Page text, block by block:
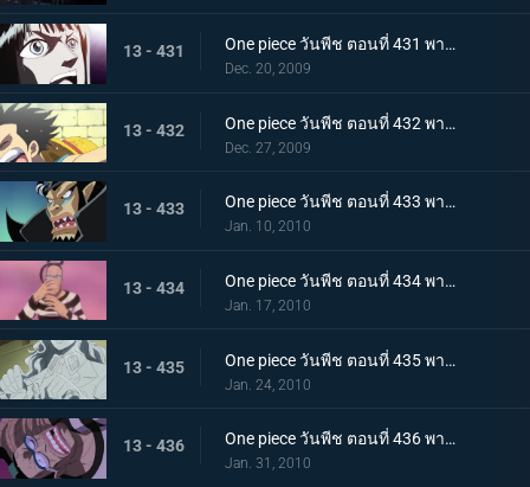
13 - 431 One piece วันพีช ตอนที่ 431 พากย์ไทย กับดักของหัวหน้าผู้คุมชัลเดร! เลเวล 3 นรกแห่งความอดอยาก
Dec. 20, 2009
13 - 432 One piece วันพีช ตอนที่ 432 พากย์ไทย หงส์ขาวที่ถูกปลดปล่อย! พบกันอีกครั้งกับบอนเคร
Dec. 27, 2009
13 - 433 One piece วันพีช ตอนที่ 433 พากย์ไทย พัศดีมาเจลแลนเริ่มเคลื่อนไหว จนตรอก!หมวกฟางถูกล้อม
Jan. 10, 2010
13 - 434 One piece วันพีช ตอนที่ 434 พากย์ไทย กำลังพลทั้งหมดมารวมตัว! ศึกตัดสินที่เลเวล 4 นรกไฟโลกันต์
Jan. 17, 2010
13 - 435 One piece วันพีช ตอนที่ 435 พากย์ไทย มาเจลแลนสุดแกร่ง! บอนเครหลบหนีโดยไม่สู้!
Jan. 24, 2010
13 - 436 One piece วันพีช ตอนที่ 436 พากย์ไทย รู้ผลแพ้ชนะ! ลูฟี่ทุ่มชีวิตโจมตีครั้งสุดท้าย
Jan. 31, 2010